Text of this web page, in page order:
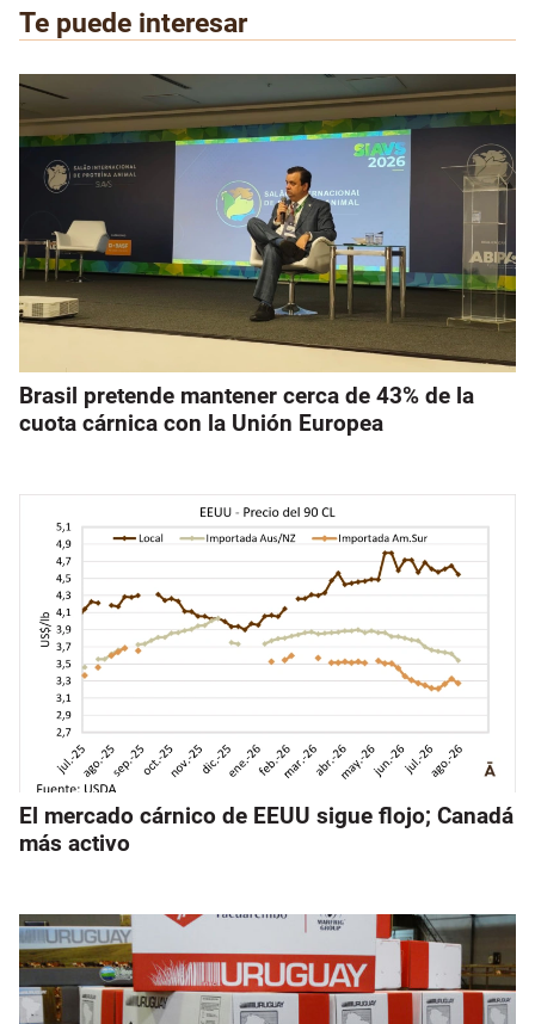
Te puede interesar
Brasil pretende mantener cerca de 43% de la
cuota cárnica con la Unión Europea
El mercado cárnico de EEUU sigue flojo; Canadá
más activo